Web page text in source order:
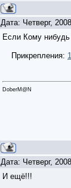
Дата: Четверг,
Если Кому
Прикрепления:
DoberM@N
Дата: Четверг,
И ещё!!!